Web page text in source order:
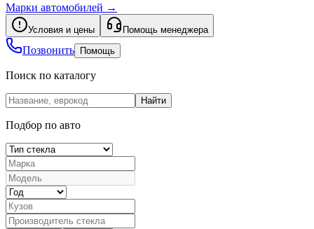
Марки автомобилей →
Условия и цены Помощь менеджера
Позвонить Помощь
Поиск по каталогу
Найти
Подбор по авто